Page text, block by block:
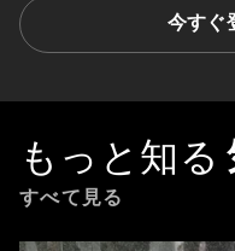
今すぐ
もっと知る
すべて見る